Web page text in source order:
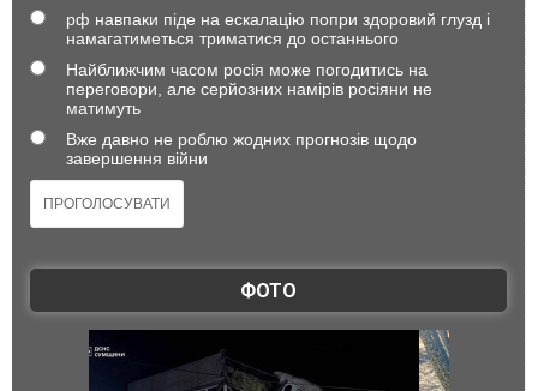
рф навпаки піде на ескалацію попри здоровий глузд і
намагатиметься триматися до останнього
Найближчим часом росія може погодитись на
переговори, але серйозних намірів росіяни не
матимуть
Вже давно не роблю жодних прогнозів щодо
завершення війни
ФОТО